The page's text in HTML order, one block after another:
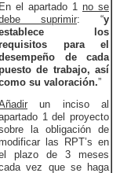
En el apartado 1 no se
suprimir: “y
los
para el
de cada
de trabajo, así
su valoración.”
un inciso al
1 del proyecto
la obligación de
las RPT’s en
plazo de 3 meses
vez que se haga